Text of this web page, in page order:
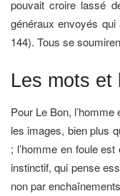
pouvait croire lassé
généraux envoyés qui
144). Tous se
Les mots et
Pour Le Bon,
les images, bien plus
; l’homme en foule
instinctif, qui pense
non par